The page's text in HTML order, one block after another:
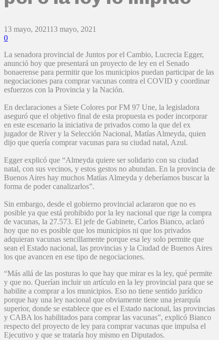
13 mayo, 202113 mayo, 2021
0
La senadora provincial de Juntos por el Cambio, Lucrecia Egger,
anunció hoy que presentará un proyecto de ley en el Senado
bonaerense para permitir que los municipios puedan participar de las
negociaciones para comprar vacunas contra el COVID y coordinar
esfuerzos con la Provincia y la Nación.
En declaraciones a Siete Colores por FM 97 Une, la legisladora
aseguró que el objetivo final de esta propuesta es poder incorporar
en este escenario la iniciativa de privados como la que del ex
jugador de River y la Selección Nacional, Matías Almeyda, quien
dijo que quería comprar vacunas para su ciudad natal, Azul.
Egger explicó que “Almeyda quiere ser solidario con su ciudad
natal, con sus vecinos, y estos gestos no abundan. En la provincia de
Buenos Aires hay muchos Matías Almeyda y deberíamos buscar la
forma de poder canalizarlos”.
Sin embargo, desde el gobierno provincial aclararon que no es
posible ya que está prohibido por la ley nacional que rige la compra
de vacunas, la 27.573. El jefe de Gabinete, Carlos Bianco, aclaró
hoy que no es posible que los municipios ni que los privados
adquieran vacunas sencillamente porque esa ley solo permite que
sean el Estado nacional, las provincias y la Ciudad de Buenos Aires
los que avancen en ese tipo de negociaciones.
“Más allá de las posturas lo que hay que mirar es la ley, qué permite
y que no. Querían incluir un artículo en la ley provincial para que se
habilite a comprar a los municipios. Eso no tiene sentido jurídico
porque hay una ley nacional que obviamente tiene una jerarquía
superior, donde se establece que es el Estado nacional, las provincias
y CABA los habilitados para comprar las vacunas”, explicó Bianco
respecto del proyecto de ley para comprar vacunas que impulsa el
Ejecutivo y que se trataría hoy mismo en Diputados.